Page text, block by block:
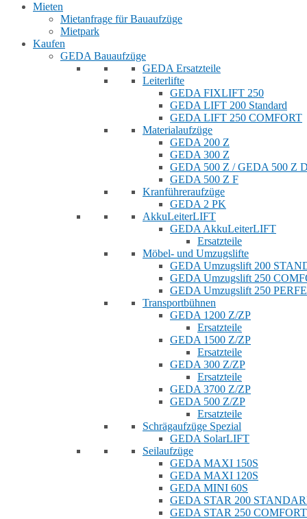
Mieten
Mietanfrage für Bauaufzüge
Mietpark
Kaufen
GEDA Bauaufzüge
GEDA Ersatzteile
Leiterlifte
GEDA FIXLIFT 250
GEDA LIFT 200 Standard
GEDA LIFT 250 COMFORT
Materialaufzüge
GEDA 200 Z
GEDA 300 Z
GEDA 500 Z / GEDA 500 Z
GEDA 500 Z F
Kranführeraufzüge
GEDA 2 PK
AkkuLeiterLIFT
GEDA AkkuLeiterLIFT
Ersatzteile
Möbel- und Umzugslifte
GEDA Umzugslift 200
GEDA Umzugslift 250
GEDA Umzugslift 250
Transportbühnen
GEDA 1200 Z/ZP
Ersatzteile
GEDA 1500 Z/ZP
Ersatzteile
GEDA 300 Z/ZP
Ersatzteile
GEDA 3700 Z/ZP
GEDA 500 Z/ZP
Ersatzteile
Schrägaufzüge Spezial
GEDA SolarLIFT
Seilaufzüge
GEDA MAXI 150S
GEDA MAXI 120S
GEDA MINI 60S
GEDA STAR 200
GEDA STAR 250 COMFORT